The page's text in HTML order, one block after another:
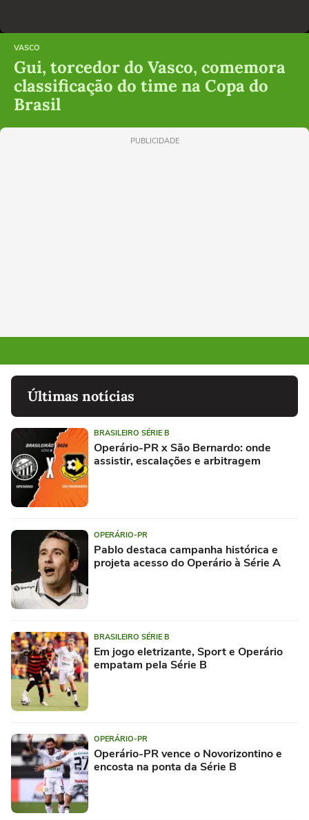
VASCO
Gui, torcedor do Vasco, comemora
classificação do time na Copa do
Brasil
PUBLICIDADE
Últimas notícias
BRASILEIRO SÉRIE B
Operário-PR x São Bernardo: onde
assistir, escalações e arbitragem
OPERÁRIO-PR
Pablo destaca campanha histórica e
projeta acesso do Operário à Série A
BRASILEIRO SÉRIE B
Em jogo eletrizante, Sport e Operário
empatam pela Série B
OPERÁRIO-PR
Operário-PR vence o Novorizontino e
encosta na ponta da Série B